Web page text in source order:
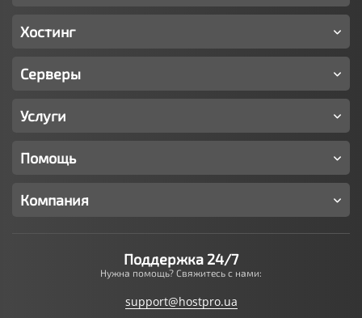
Хостинг
Серверы
Услуги
Помощь
Компания
Поддержка 24/7
Нужна помощь? Свяжитесь с нами:
support@hostpro.ua